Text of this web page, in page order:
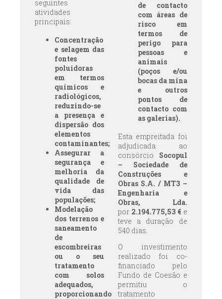
seguintes
atividades
principais:
Concentração
e selagem das
fontes
poluidoras
em termos
químicos e
radiológicos,
reduzindo-se
a presença e
dispersão dos
elementos
contaminantes;
Assegurar a
segurança e
melhoria da
qualidade de
vida das
populações;
Modelação
dos terrenos e
saneamento
de
escombreiras
ou o seu
tratamento
com solos
adequados,
proporcionando
de contacto
com áreas de
risco em
termos de
perigo para
pessoas e
animais
(poços e/ou
bocas da mina
e outros
pontos de
contacto com
as galerias).
Esta empreitada foi
adjudicada ao
consórcio Socopul
– Sociedade de
Construções e
Obras S.A. / MT3 –
Engenharia e
Obras, Lda.
por 2.194.775,53 €e
teve a duração de
540 dias.
O investimento
realizado foi co-
financiado pelo
Fundo de Coesão e
permitiu o
tratamento